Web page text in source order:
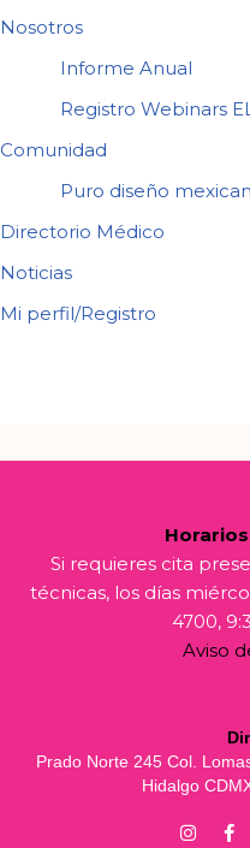
Nosotros
Informe Anual
Registro Webinars
Comunidad
Puro diseño
Directorio Médico
Noticias
Mi perfil/Registro
Si requieres cita
técnicas, los días
4700,
Aviso
Prado Norte 245 Col.
Hidalgo